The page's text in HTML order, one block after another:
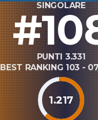
SINGOLARE
PUNTI 3.331
BEST RANKING 103 -
1.217